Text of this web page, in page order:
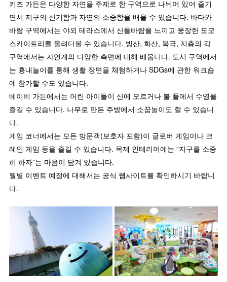
키즈 가든은 다양한 자연을 주제로 한 구역으로 나뉘어 있어 즐기
면서 지구의 신기함과 자연의 소중함을 배울 수 있습니다. 바다와
바람 구역에서는 야외 테라스에서 산들바람을 느끼고 웅장한 도쿄
스카이트리를 올려다볼 수 있습니다. 빙산, 화산, 북극, 지층의 각
구역에서는 자연계의 다양한 측면에 대해 배웁니다. 도시 구역에서
는 흉내놀이를 통해 생활 장면을 체험하거나 SDGs에 관한 워크숍
에 참가할 수도 있습니다.
베이비 가든에서는 어린 아이들이 산에 오르거나 볼 풀에서 수영을
즐길 수 있습니다. 나무로 만든 주방에서 소꿉놀이도 할 수 있습니
다.
게임 코너에서는 모든 방문객(보호자 포함)이 글로버 게임이나 크
레인 게임 등을 즐길 수 있습니다. 목제 인테리어에는 “지구를 소중
히 하자”는 마음이 담겨 있습니다.
월별 이벤트 예정에 대해서는 공식 웹사이트를 확인하시기 바랍니
다.